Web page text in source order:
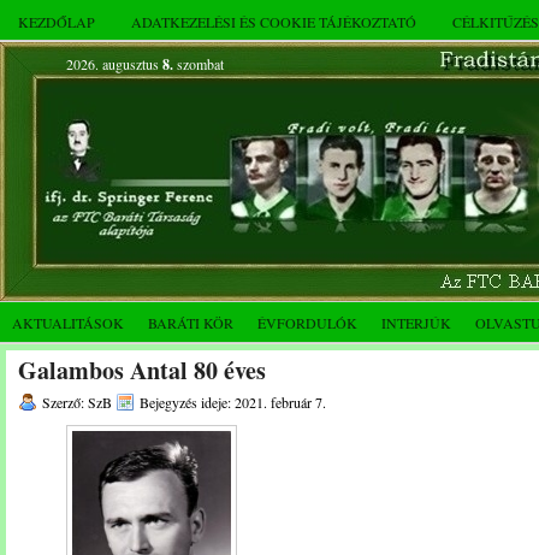
KEZDŐLAP ADATKEZELÉSI ÉS COOKIE TÁJÉKOZTATÓ
2026. augusztus 8.szombat
AKTUALITÁSOK BARÁTI KÖR ÉVFORDULÓK INTERJÚK
Galambos Antal 80 éves
Szerző: SzB Bejegyzés ideje: 2021. február 7.